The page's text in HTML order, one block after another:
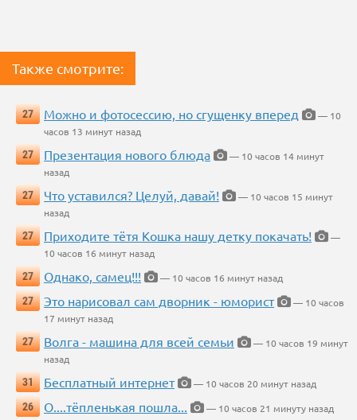
Также смотрите:
27 Можно и фотосессию, но сгущенку вперед
— 10
часов 13 минут назад
27
Презентация нового блюда
— 10 часов 14 минут
назад
27
Что уставился? Целуй, давай!
— 10 часов 15 минут
назад
27
Приходите тётя Кошка нашу детку покачать!
—
10 часов 16 минут назад
27
Однако, самец!!!
— 10 часов 16 минут назад
27
Это нарисовал сам дворник - юморист
— 10 часов
17 минут назад
27
Волга - машина для всей семьи
— 10 часов 19 минут
назад
31
Бесплатный интернет
— 10 часов 20 минут назад
26
О....тёпленькая пошла...
— 10 часов 21 минуту назад